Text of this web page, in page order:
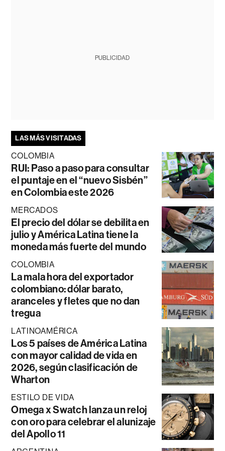
PUBLICIDAD
LAS MÁS VISITADAS
COLOMBIA
RUI: Paso a paso para consultar
el puntaje en el “nuevo Sisbén”
en Colombia este 2026
MERCADOS
El precio del dólar se debilita en
julio y América Latina tiene la
moneda más fuerte del mundo
COLOMBIA
La mala hora del exportador
colombiano: dólar barato,
aranceles y fletes que no dan
tregua
LATINOAMÉRICA
Los 5 países de América Latina
con mayor calidad de vida en
2026, según clasificación de
Wharton
ESTILO DE VIDA
Omega x Swatch lanza un reloj
con oro para celebrar el alunizaje
del Apollo 11